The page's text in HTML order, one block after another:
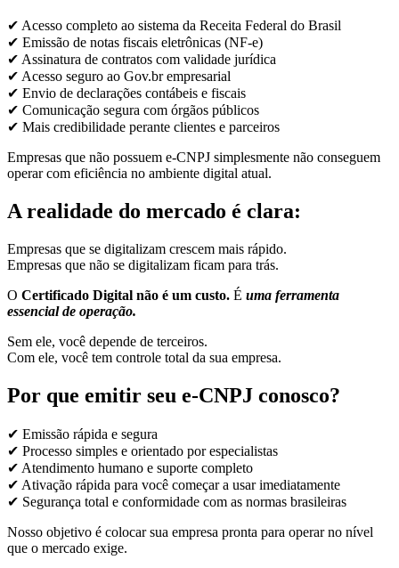
✔ Acesso completo ao sistema da Receita Federal do Brasil
✔ Emissão de notas fiscais eletrônicas (NF-e)
✔ Assinatura de contratos com validade jurídica
✔ Acesso seguro ao Gov.br empresarial
✔ Envio de declarações contábeis e fiscais
✔ Comunicação segura com órgãos públicos
✔ Mais credibilidade perante clientes e parceiros
Empresas que não possuem e-CNPJ simplesmente não conseguem
operar com eficiência no ambiente digital atual.
A realidade do mercado é clara:
Empresas que se digitalizam crescem mais rápido.
Empresas que não se digitalizam ficam para trás.
O Certificado Digital não é um custo. É uma ferramenta
essencial de operação.
Sem ele, você depende de terceiros.
Com ele, você tem controle total da sua empresa.
Por que emitir seu e-CNPJ conosco?
✔ Emissão rápida e segura
✔ Processo simples e orientado por especialistas
✔ Atendimento humano e suporte completo
✔ Ativação rápida para você começar a usar imediatamente
✔ Segurança total e conformidade com as normas brasileiras
Nosso objetivo é colocar sua empresa pronta para operar no nível
que o mercado exige.